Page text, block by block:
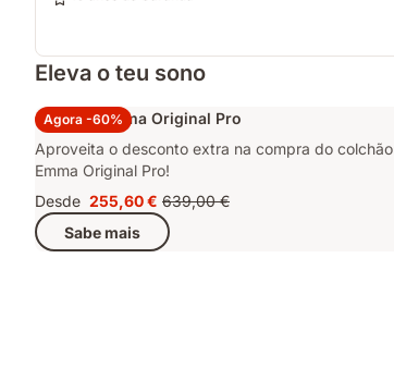
Eleva o teu sono
Agora -60%
Colchão Emma Original Pro
Aproveita o desconto extra na compra do colchão
Emma Original Pro!
Desde Preço
255,60 €
255,60 € Preço
original
639,00 €
639,00 €
Sabe mais